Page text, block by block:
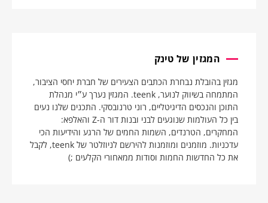
המגזין של טינק
מגזין בהובלת נבחרת הכתבים הצעירים של חברת יחסי הציבור,
המתמחה בשיווק לנוער, teenk. המגזין נערך ע״י מנהלת
התוכן והנכסים הדיגיטליים, רוני טרנובסקי. התכנים שלנו נעים
בין כל העולמות שנוגעים לבני ובנות דור ה-Z והאלפא:
המחקרים, הטרנדים, השמות החמים של הרגע והידיעות הכי
עדכניות. מוזמנים ומוזמנות להירשם לניוזלטר של teenk, לקבל
את כל החדשות החמות וסודות ממאחורי הקלעים ;)